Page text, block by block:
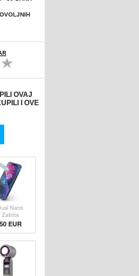
OVAJ
I OVE
GaN
EUR
Nano
Zaštita
EUR